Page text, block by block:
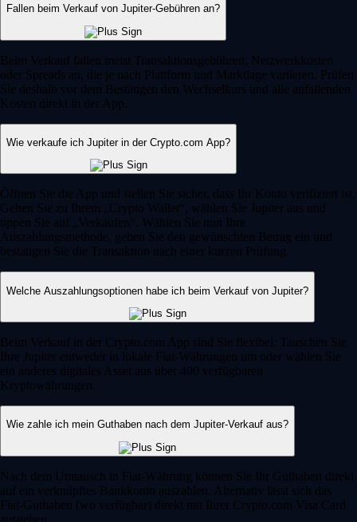
Fallen beim Verkauf von Jupiter-Gebühren an?
Beim Verkauf fallen meist Transaktionsgebühren, Netzwerkkosten
oder Spreads an, die je nach Plattform und Marktlage variieren. Prüfen
Sie deshalb vor dem Bestätigen den Wechselkurs und alle anfallenden
Kosten direkt in der App.
Wie verkaufe ich Jupiter in der Crypto.com App?
Öffnen Sie die App und stellen Sie sicher, dass Ihr Konto verifiziert ist.
Gehen Sie zu Ihrem „Crypto Wallet“, wählen Sie Jupiter aus und
tippen Sie auf „Verkaufen“. Wählen Sie nun Ihre
Auszahlungsmethode, geben Sie den gewünschten Betrag ein und
bestätigen Sie die Transaktion nach einer kurzen Prüfung.
Welche Auszahlungsoptionen habe ich beim Verkauf von Jupiter?
Beim Verkauf in der Crypto.com App sind Sie flexibel: Tauschen Sie
Ihre Jupiter entweder in lokale Fiat-Währungen um oder wählen Sie
ein anderes digitales Asset aus über 400 verfügbaren
Kryptowährungen.
Wie zahle ich mein Guthaben nach dem Jupiter-Verkauf aus?
Nach dem Umtausch in Fiat-Währung können Sie Ihr Guthaben direkt
auf ein verknüpftes Bankkonto auszahlen. Alternativ lässt sich das
Fiat-Guthaben (wo verfügbar) direkt mit Ihrer Crypto.com Visa Card
ausgeben.